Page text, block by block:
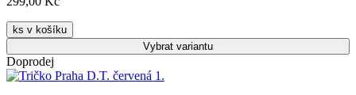
ks v košíku
Vybrat variantu
Doprodej